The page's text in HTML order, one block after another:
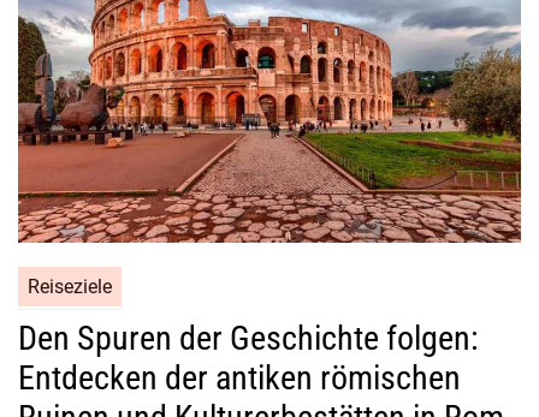
s
s
t
Reiseziele
Den Spuren der Geschichte folgen:
Entdecken der antiken römischen